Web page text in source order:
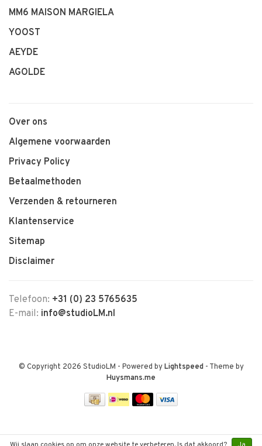
MM6 MAISON MARGIELA
YOOST
AEYDE
AGOLDE
Over ons
Algemene voorwaarden
Privacy Policy
Betaalmethoden
Verzenden & retourneren
Klantenservice
Sitemap
Disclaimer
Telefoon: +31 (0) 23 5765635
E-mail: info@studioLM.nl
© Copyright 2026 StudioLM - Powered byLightspeed- Theme by
Huysmans.me